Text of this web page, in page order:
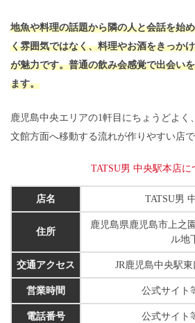
地魚や料理の話題から隣の人と会話を始
く雰囲気ではなく、料理やお酒をきっか
が魅力です。普通の飲み会感覚で出会い
ます。
鹿児島中央エリアの1軒目にちょうどよく
文館方面へ移動する流れが作りやすい店で
TATSU男 中央駅本店に
店名 TATSU男
住所
鹿児島県鹿児島市上之
ル地
交通アクセス JR鹿児島中央駅
営業時間 公式サイト
電話番号 公式サイト